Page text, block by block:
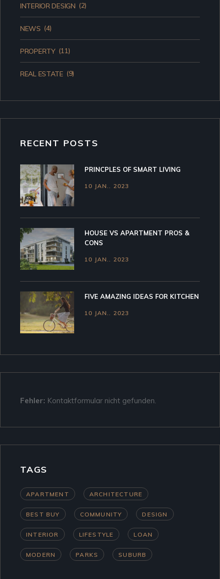
INTERIOR DESIGN (2)
NEWS (4)
PROPERTY (11)
REAL ESTATE (9)
RECENT POSTS
PRINCPLES OF SMART LIVING
10 JAN.. 2023
HOUSE VS APARTMENT PROS &
CONS
10 JAN.. 2023
FIVE AMAZING IDEAS FOR KITCHEN
10 JAN.. 2023
Fehler: Kontaktformular nicht gefunden.
TAGS
APARTMENT ARCHITECTURE
BEST BUY COMMUNITY DESIGN
INTERIOR LIFESTYLE LOAN
MODERN PARKS SUBURB